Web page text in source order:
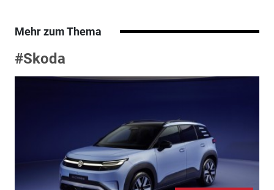
Mehr zum Thema
#Skoda